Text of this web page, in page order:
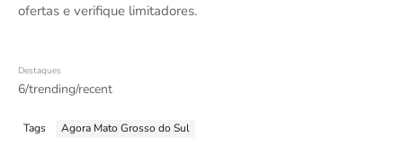
ofertas e verifique limitadores.
Destaques
6/trending/recent
Tags Agora Mato Grosso do Sul